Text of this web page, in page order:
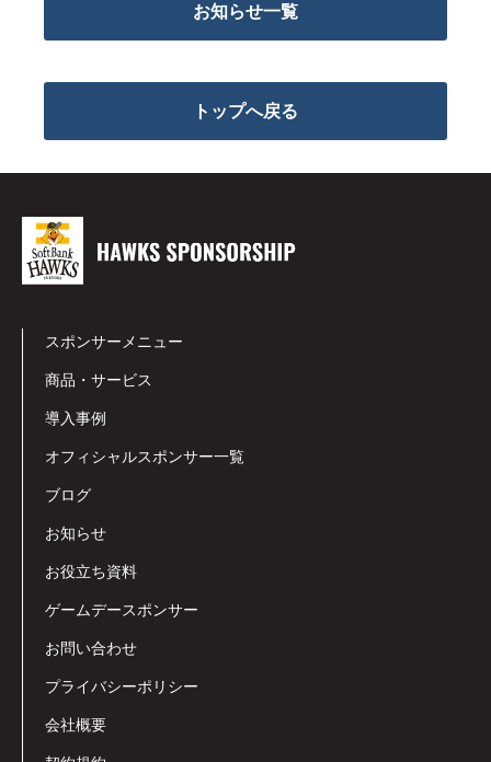
お知らせ一覧
トップへ戻る
スポンサーメニュー
商品・サービス
導入事例
オフィシャルスポンサー一覧
ブログ
お知らせ
お役立ち資料
ゲームデースポンサー
お問い合わせ
プライバシーポリシー
会社概要